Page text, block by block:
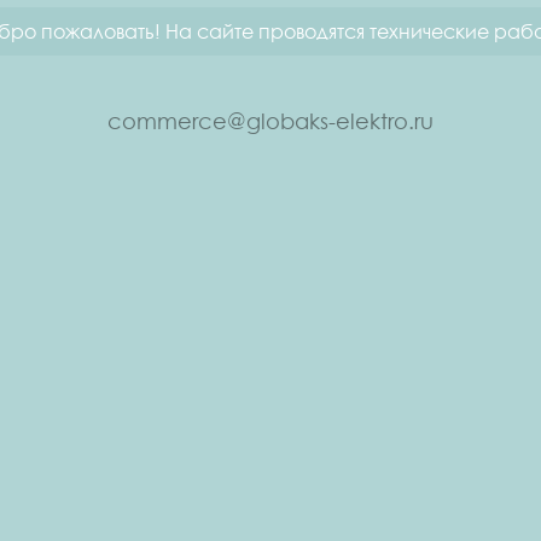
пожаловать! На сайте проводятся технические
commerce@globaks-elektro.ru